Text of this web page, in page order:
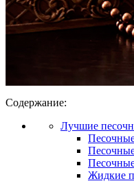
Содержание:
Лучшие
Жидкие